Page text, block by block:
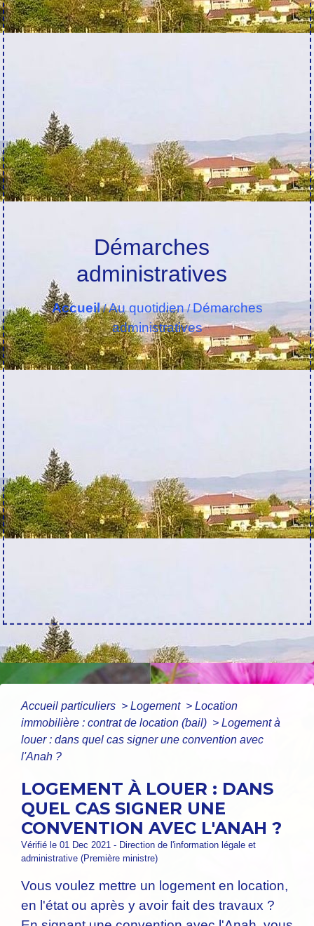
Démarches
administratives
Accueil/Au quotidien/Démarches
administratives
Accueil particuliers > Logement > Location
immobilière : contrat de location (bail) > Logement à
louer : dans quel cas signer une convention avec
l'Anah ?
LOGEMENT À LOUER : DANS
QUEL CAS SIGNER UNE
CONVENTION AVEC L'ANAH ?
Vérifié le 01 Dec 2021 - Direction de l'information légale et
administrative (Première ministre)
Vous voulez mettre un logement en location,
en l'état ou après y avoir fait des travaux ?